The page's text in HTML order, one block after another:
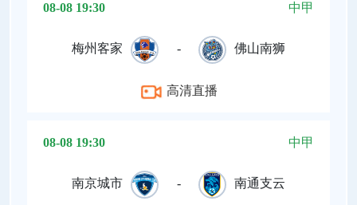
08-08 19:30 中甲
梅州客家 - 佛山南狮
高清直播
08-08 19:30 中甲
南京城市 - 南通支云